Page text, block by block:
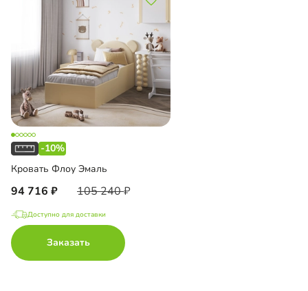
-10%
Кровать Флоу Эмаль
94 716 105 240
Доступно для доставки
Заказать